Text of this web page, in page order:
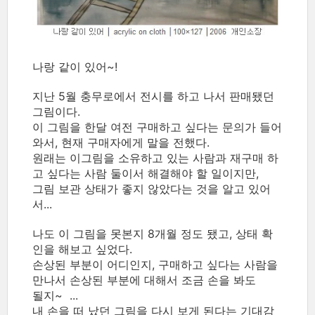
나랑 같이 있어~!
지난 5월 충무로에서 전시를 하고 나서 판매됐던
그림이다.
이 그림을 한달 여전 구매하고 싶다는 문의가 들어
와서, 현재 구매자에게 말을 전했다.
원래는 이그림을 소유하고 있는 사람과 재구매 하
고 싶다는 사람 둘이서 해결해야 할 일이지만,
그림 보관 상태가 좋지 않았다는 것을 알고 있어
서...
나도 이 그림을 못본지 8개월 정도 됐고, 상태 확
인을 해보고 싶었다.
손상된 부분이 어디인지, 구매하고 싶다는 사람을
만나서 손상된 부분에 대해서 조금 손을 봐도
될지~ ...
내 손을 떠 났던 그림을 다시 보게 된다는 기대감